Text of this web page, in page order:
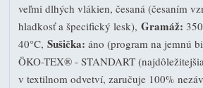
veľmi dlhých vlákien, česaná (česaním
hladkosť a špecifický lesk), Gramáž:
40°C, Sušička: áno (program na jemnú
ÖKO-TEX® - STANDART
v textilnom odvetví, zaručuje 100%